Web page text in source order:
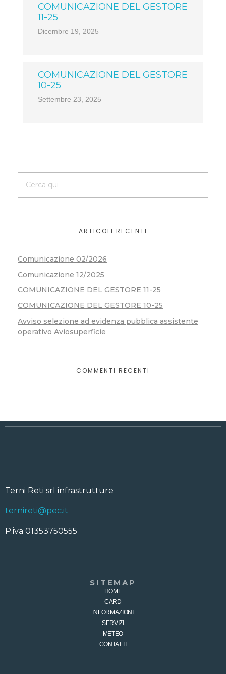
COMUNICAZIONE DEL GESTORE
11-25
Dicembre 19, 2025
COMUNICAZIONE DEL GESTORE
10-25
Settembre 23, 2025
ARTICOLI RECENTI
Comunicazione 02/2026
Comunicazione 12/2025
COMUNICAZIONE DEL GESTORE 11-25
COMUNICAZIONE DEL GESTORE 10-25
Avviso selezione ad evidenza pubblica assistente
operativo Aviosuperficie
COMMENTI RECENTI
Terni Reti srl infrastrutture
ternireti@pec.it
P.iva 01353750555
SITEMAP
HOME
CARD
INFORMAZIONI
SERVIZI
METEO
CONTATTI